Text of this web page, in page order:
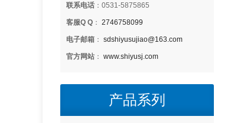
联系电话 ：0531-5875865
客服Q Q ： 2746758099
电子邮箱 ： sdshiyusujiao@163.com
官方网站 ： www.shiyusj.com
产品系列